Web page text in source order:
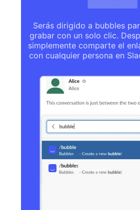
Serás dirigido a bubbles
grabar con un solo clic.
simplemente comparte el
con cualquier persona en